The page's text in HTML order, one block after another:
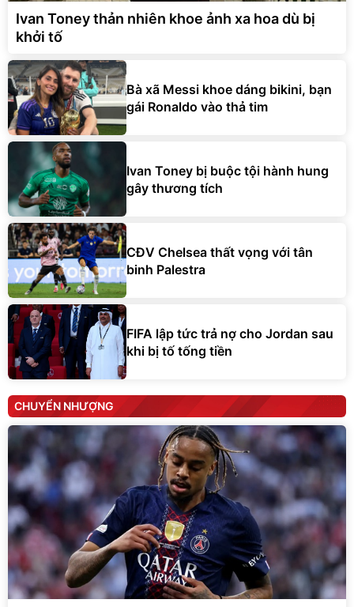
Ivan Toney thản nhiên khoe ảnh xa hoa dù bị
khởi tố
Bà xã Messi khoe dáng bikini, bạn
gái Ronaldo vào thả tim
Ivan Toney bị buộc tội hành hung
gây thương tích
CĐV Chelsea thất vọng với tân
binh Palestra
FIFA lập tức trả nợ cho Jordan sau
khi bị tố tống tiền
CHUYỂN NHƯỢNG